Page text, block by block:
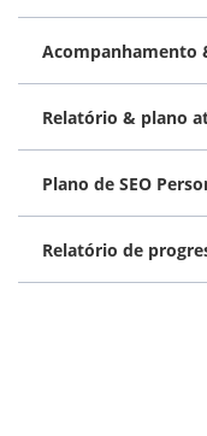
Relatório & plano
Plano de SEO